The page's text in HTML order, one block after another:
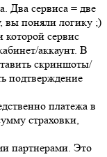
Два сервиса = две
вы поняли логику ;)
которой сервис
аккаунт. В
скриншоты/
подтверждение
платежа в
страховки,
партнерами. Это